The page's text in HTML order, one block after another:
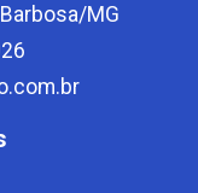
MG